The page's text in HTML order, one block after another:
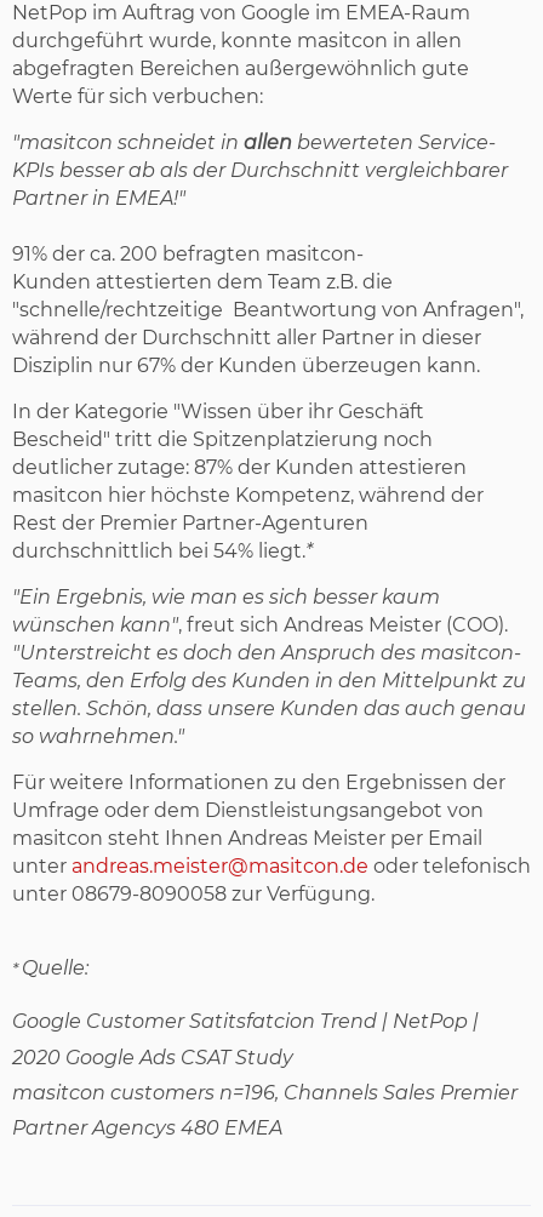
NetPop im Auftrag von Google im EMEA-Raum
durchgeführt wurde, konnte masitcon in allen
abgefragten Bereichen außergewöhnlich gute
Werte für sich verbuchen:
"masitcon schneidet in allen bewerteten Service-
KPIs besser ab als der Durchschnitt vergleichbarer
Partner in EMEA!"
91% der ca. 200 befragten masitcon-
Kunden attestierten dem Team z.B. die
"schnelle/rechtzeitige Beantwortung von Anfragen",
während der Durchschnitt aller Partner in dieser
Disziplin nur 67% der Kunden überzeugen kann.
In der Kategorie "Wissen über ihr Geschäft
Bescheid" tritt die Spitzenplatzierung noch
deutlicher zutage: 87% der Kunden attestieren
masitcon hier höchste Kompetenz, während der
Rest der Premier Partner-Agenturen
durchschnittlich bei 54% liegt.*
"Ein Ergebnis, wie man es sich besser kaum
wünschen kann", freut sich Andreas Meister (COO).
"Unterstreicht es doch den Anspruch des masitcon-
Teams, den Erfolg des Kunden in den Mittelpunkt zu
stellen. Schön, dass unsere Kunden das auch genau
so wahrnehmen."
Für weitere Informationen zu den Ergebnissen der
Umfrage oder dem Dienstleistungsangebot von
masitcon steht Ihnen Andreas Meister per Email
unter andreas.meister@masitcon.de oder telefonisch
unter 08679-8090058 zur Verfügung.
*Quelle:
Google Customer Satitsfatcion Trend | NetPop |
2020 Google Ads CSAT Study
masitcon customers n=196, Channels Sales Premier
Partner Agencys 480 EMEA